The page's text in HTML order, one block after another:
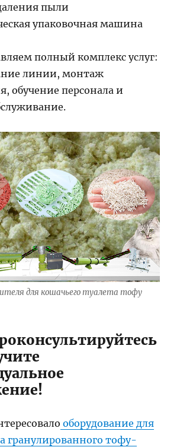
пыли
упаковочная машина
полный комплекс услуг:
линии, монтаж
обучение персонала и
для кошачьего туалета тофу
оборудование для
гранулированного тофу-